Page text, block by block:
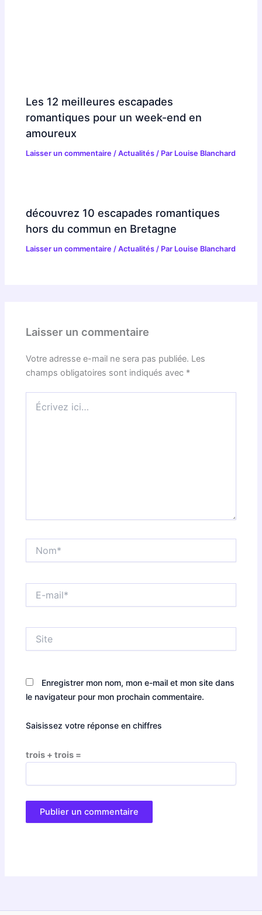
Les 12 meilleures escapades
romantiques pour un week-end en
amoureux
Laisser un commentaire /Actualités / Par Louise Blanchard
découvrez 10 escapades romantiques
hors du commun en Bretagne
Laisser un commentaire /Actualités / Par Louise Blanchard
Laisser un commentaire
Votre adresse e-mail ne sera pas publiée. Les
champs obligatoires sont indiqués avec *
ici…
mail*
Enregistrer mon nom, mon e-mail et mon site dans
le navigateur pour mon prochain commentaire.
Saisissez votre réponse en chiffres
trois + trois =